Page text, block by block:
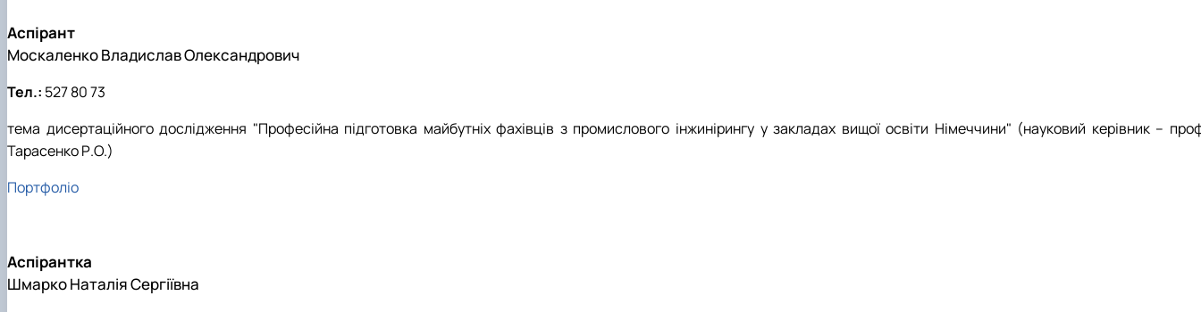
Аспірант
Москаленко Владислав Олександрович
Тел.: 527 80 73
тема дисертаційного дослідження "Професійна підготовка майбутніх фахівців з промислового інжинірингу у закладах вищої освіти Німеччини" (науковий керівник –
Тарасенко Р.О.)
Портфоліо
Аспірантка
Шмарко Наталія Сергіївна